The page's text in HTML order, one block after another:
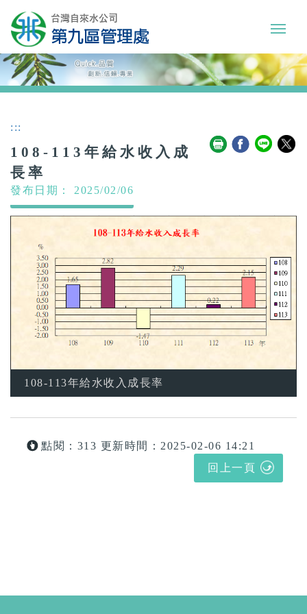
:::
108-113年給水收入成
長率
發布日期： 2025/02/06
108-113年給水收入成長率
點閱：313 更新時間：2025-02-06 14:21
回上一頁